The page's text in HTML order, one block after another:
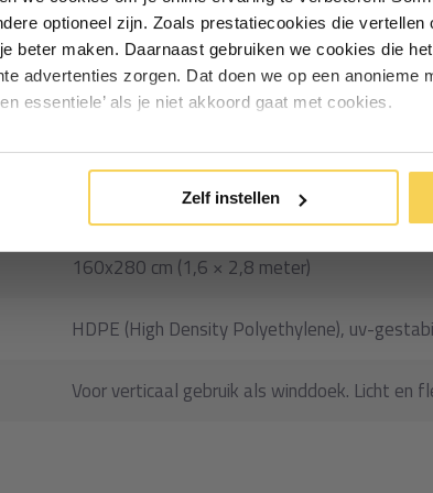
optioneel zijn. Zoals prestatiecookies die vertellen
beter maken. Daarnaast gebruiken we cookies die
advertenties zorgen. Dat doen we op een anonieme
essentiele’ als je niet akkoord gaat met cookies.
Zelf instellen
belangrijker zijn dan
windbelasting is PVC de
Winddoek HDPE fijnmazig
160x280 cm (1,6 × 2,8 meter)
HDPE (High Density Polyethylene), uv-
Voor verticaal gebruik als winddoek. Licht en
Particulier Zakelijk
Inschrijven